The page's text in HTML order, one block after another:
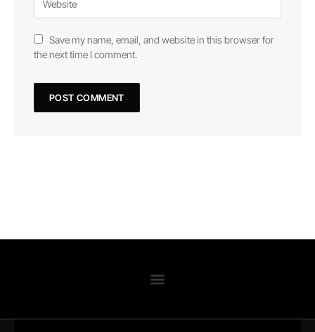
Save my name, email, and website in this browser for
the next time I comment.